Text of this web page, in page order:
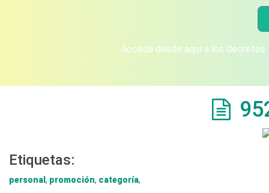
Acceda desde aquí a los
Etiquetas:
personal , promoción, categoría,